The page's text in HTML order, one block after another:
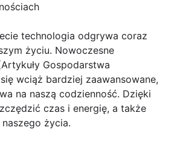
technologia odgrywa coraz
życiu. Nowoczesne
Gospodarstwa
wciąż bardziej zaawansowane,
na naszą codzienność. Dzięki
czas i energię, a także
życia.